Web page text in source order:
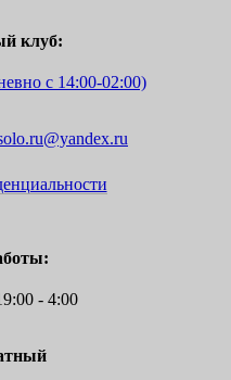
клуб:
c 14:00-02:00)
- 4:00